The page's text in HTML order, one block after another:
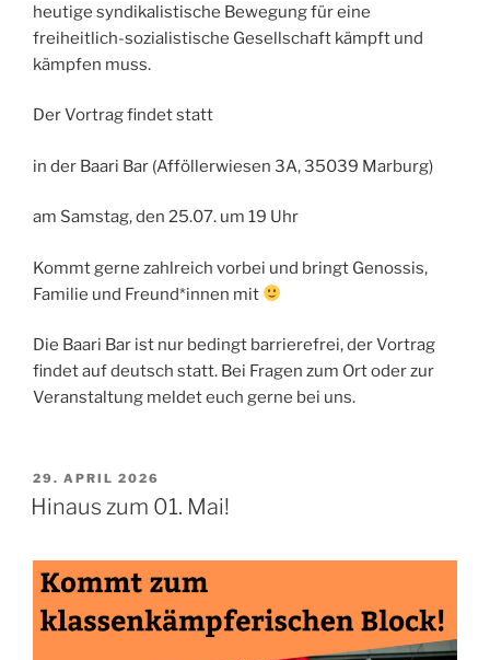
heutige syndikalistische Bewegung für eine
freiheitlich-sozialistische Gesellschaft kämpft und
kämpfen muss.
Der Vortrag findet statt
in der Baari Bar (Afföllerwiesen 3A, 35039 Marburg)
am Samstag, den 25.07. um 19 Uhr
Kommt gerne zahlreich vorbei und bringt Genossis,
Familie und Freund*innen mit
Die Baari Bar ist nur bedingt barrierefrei, der Vortrag
findet auf deutsch statt. Bei Fragen zum Ort oder zur
Veranstaltung meldet euch gerne bei uns.
VERÖFFENTLICHT
AM
29. APRIL 2026
Hinaus zum 01. Mai!